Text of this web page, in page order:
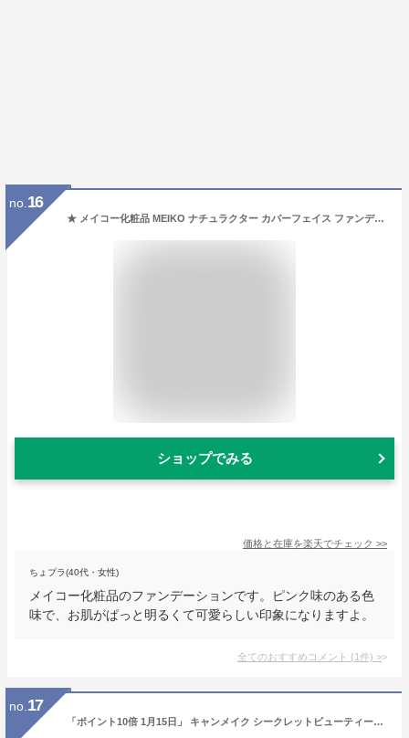
no. 16
★ メイコー化粧品 MEIKO ナチュラクター カバーフェイス ファンデーション 130 ピンク
ショップでみる
価格と在庫を楽天でチェック >>
ちょプラ(40代・女性)
メイコー化粧品のファンデーションです。ピンク味のある色
味で、お肌がぱっと明るくて可愛らしい印象になりますよ。
全てのおすすめコメント (1件) >
no. 17
「ポイント10倍 1月15日」 キャンメイク シークレットビューティーパウダー02 【02】ナチュラル 5.5g ファンデーション アットコスメ 正規品